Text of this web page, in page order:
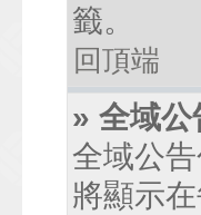
籤。
回頂端
» 全域公
全域公
將顯示